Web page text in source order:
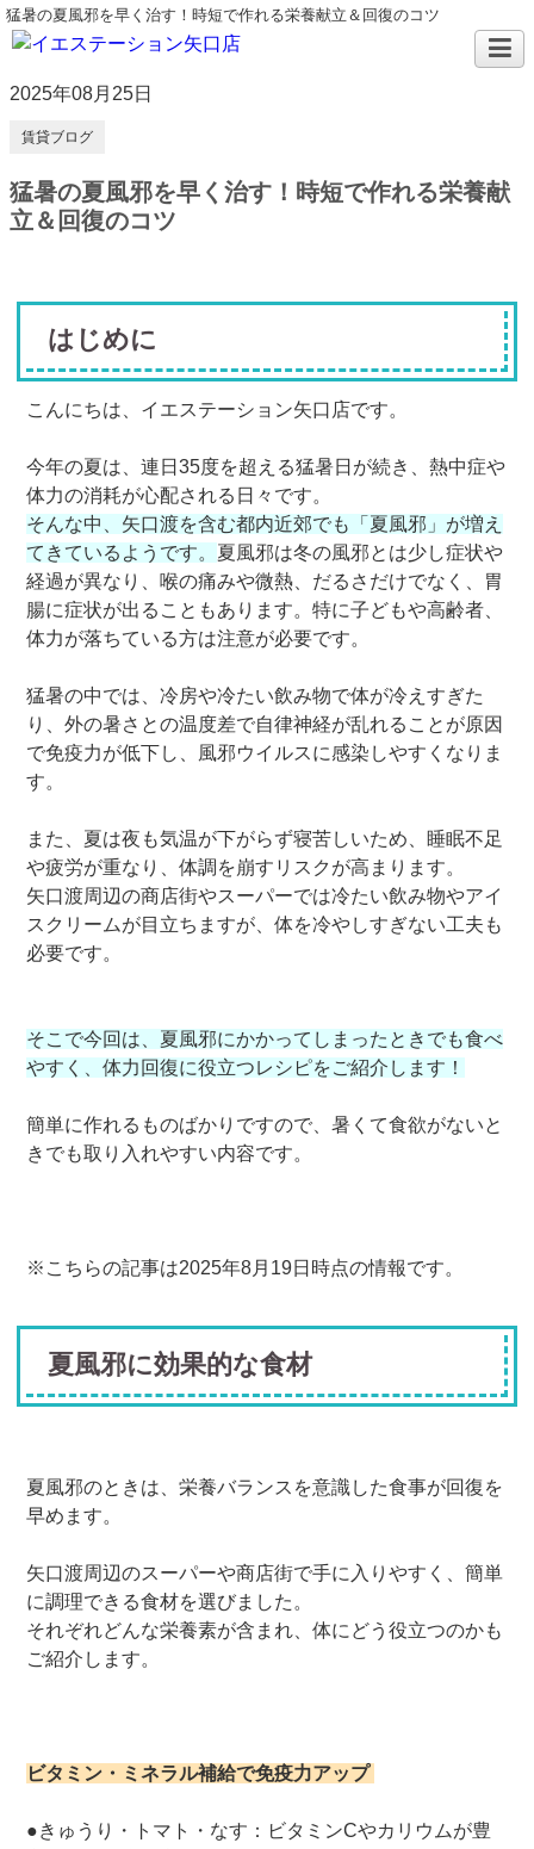
猛暑の夏風邪を早く治す！時短で作れる栄養献立＆回復のコツ
2025年08月25日
賃貸ブログ
猛暑の夏風邪を早く治す！時短で作れる栄養献
立＆回復のコツ
はじめに
こんにちは、イエステーション矢口店です。
今年の夏は、連日35度を超える猛暑日が続き、熱中症や
体力の消耗が心配される日々です。
そんな中、矢口渡を含む都内近郊でも「夏風邪」が増え
てきているようです。 夏風邪は冬の風邪とは少し症状や
経過が異なり、喉の痛みや微熱、だるさだけでなく、胃
腸に症状が出ることもあります。特に子どもや高齢者、
体力が落ちている方は注意が必要です。
猛暑の中では、冷房や冷たい飲み物で体が冷えすぎた
り、外の暑さとの温度差で自律神経が乱れることが原因
で免疫力が低下し、風邪ウイルスに感染しやすくなりま
す。
また、夏は夜も気温が下がらず寝苦しいため、睡眠不足
や疲労が重なり、体調を崩すリスクが高まります。
矢口渡周辺の商店街やスーパーでは冷たい飲み物やアイ
スクリームが目立ちますが、体を冷やしすぎない工夫も
必要です。
そこで今回は、夏風邪にかかってしまったときでも食べ
やすく、体力回復に役立つレシピをご紹介します！
簡単に作れるものばかりですので、暑くて食欲がないと
きでも取り入れやすい内容です。
※こちらの記事は2025年8月19日時点の情報です。
夏風邪に効果的な食材
夏風邪のときは、栄養バランスを意識した食事が回復を
早めます。
矢口渡周辺のスーパーや商店街で手に入りやすく、簡単
に調理できる食材を選びました。
それぞれどんな栄養素が含まれ、体にどう役立つのかも
ご紹介します。
ビタミン・ミネラル補給で免疫力アップ
●きゅうり・トマト・なす：ビタミンCやカリウムが豊